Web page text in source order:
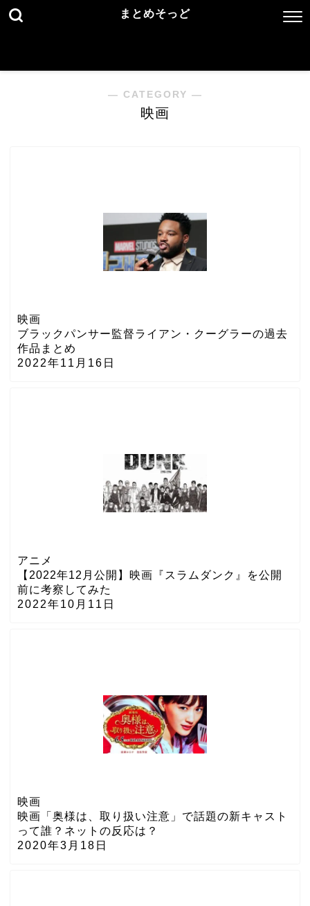
まとめそっど
― CATEGORY ―
映画
映画
ブラックパンサー監督ライアン・クーグラーの過去
作品まとめ
2022年11月16日
アニメ
【2022年12月公開】映画『スラムダンク』を公開
前に考察してみた
2022年10月11日
映画
映画「奥様は、取り扱い注意」で話題の新キャスト
って誰？ネットの反応は？
2020年3月18日